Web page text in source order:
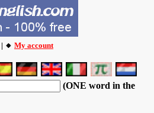
| 🔸 My account
(ONE word in the